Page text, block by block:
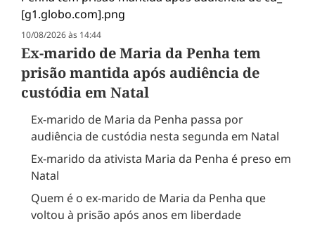
10/08/2026 às 14:44
Ex-marido de Maria da Penha tem
prisão mantida após audiência de
custódia em Natal
Ex-marido de Maria da Penha passa por
audiência de custódia nesta segunda em Natal
Ex-marido da ativista Maria da Penha é preso em
Natal
Quem é o ex-marido de Maria da Penha que
voltou à prisão após anos em liberdade